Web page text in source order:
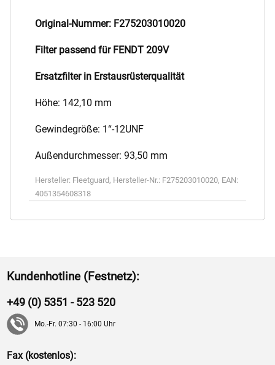
Original-Nummer: F275203010020
Filter passend für FENDT 209V
Ersatzfilter in Erstausrüsterqualität
Höhe: 142,10 mm
Gewindegröße: 1“-12UNF
Außendurchmesser: 93,50 mm
Hersteller: Fleetguard, Hersteller-Nr.: F275203010020, EAN:
4051354608318
Kundenhotline (Festnetz):
+49 (0) 5351 - 523 520
Mo.-Fr. 07:30 - 16:00 Uhr
Fax (kostenlos):